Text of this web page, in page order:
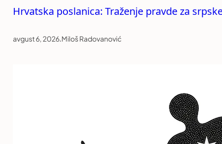
Hrvatska poslanica: Traženje pravde za
avgust 6, 2026.Miloš Radovanović